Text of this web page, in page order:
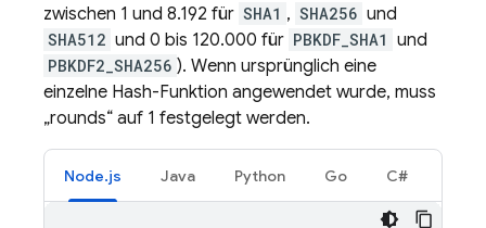
zwischen 1 und 8.192 für SHA1 , SHA256 und
SHA512 und 0 bis 120.000 für PBKDF_SHA1 und
PBKDF2_SHA256 ). Wenn ursprünglich eine
einzelne Hash-Funktion angewendet wurde, muss
„rounds“ auf 1 festgelegt werden.
Node.js Java Python Go C#